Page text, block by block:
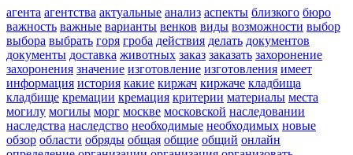
агента агентства актуальные анализ аспекты близкого бюро
важность важные варианты венков виды возможности выбор
выбора выбрать горя гроба действия делать документов
документы доставка животных заказ заказать захоронение
захоронения значение изготовление изготовления имеет
информация история какие киржач киржаче кладбища
кладбище кремации кремация критерии материалы места
могилу могилы морг москве московской наследовании
наследства наследство необходимые необходимых новые
обзор области обряды общая общие общий онлайн